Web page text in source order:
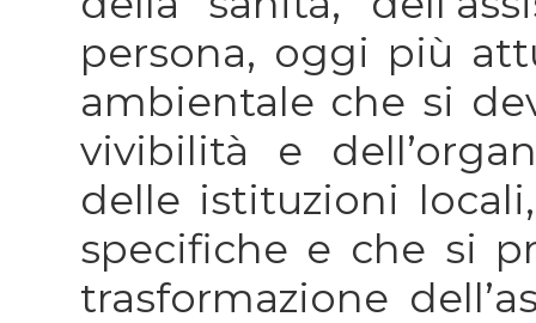
persona, oggi più
ambientale che si
vivibilità e
delle istituzioni
specifiche e che si
trasformazione